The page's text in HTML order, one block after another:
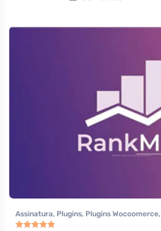
Assinatura, Plugins, Plugins Wocoomerce,
Rocket